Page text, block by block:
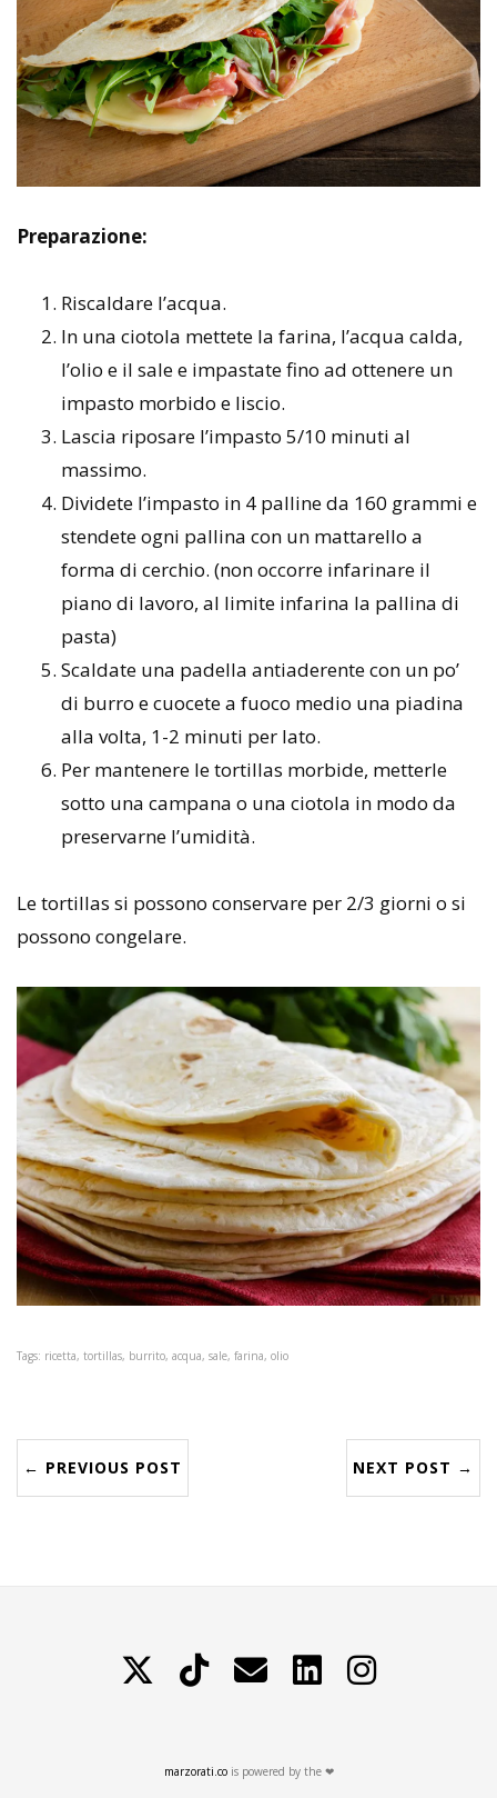
Preparazione:
Riscaldare l’acqua.
In una ciotola mettete la farina, l’acqua calda,
l’olio e il sale e impastate fino ad ottenere un
impasto morbido e liscio.
Lascia riposare l’impasto 5/10 minuti al
massimo.
Dividete l’impasto in 4 palline da 160 grammi e
stendete ogni pallina con un mattarello a
forma di cerchio. (non occorre infarinare il
piano di lavoro, al limite infarina la pallina di
pasta)
Scaldate una padella antiaderente con un po’
di burro e cuocete a fuoco medio una piadina
alla volta, 1-2 minuti per lato.
Per mantenere le tortillas morbide, metterle
sotto una campana o una ciotola in modo da
preservarne l’umidità.
Le tortillas si possono conservare per 2/3 giorni o si
possono congelare.
Tags: ricetta, tortillas, burrito, acqua, sale, farina, olio
← PREVIOUS POST NEXT POST →
TikTok Contattami LinkedIn
marzorati.cois powered by the ❤